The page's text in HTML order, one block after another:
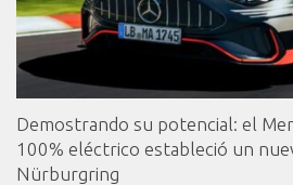
Demostrando su potencial: el
100% eléctrico estableció un
Nürburgring